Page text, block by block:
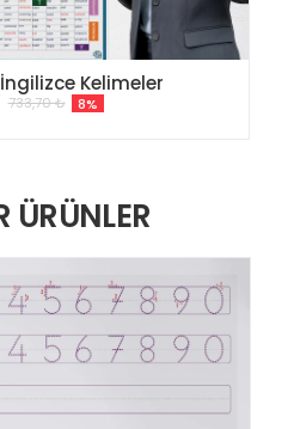
Kelimeler
733,70 ₺ 8%
ÜRÜNLER